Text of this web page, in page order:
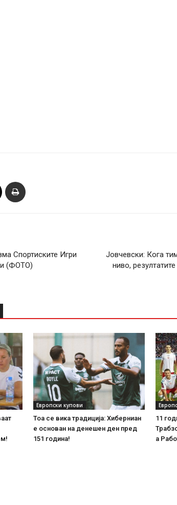
Спортиските Игри
(ФОТО)
Јовчевски: Кога
ниво,
Европски купови
Тоа се вика традиција: Хиберниан
е основан на денешен ден пред
151 година!
11
а